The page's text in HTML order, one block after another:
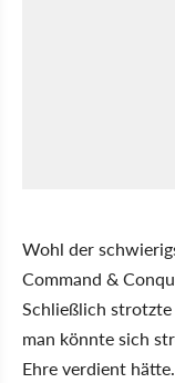
Wohl der
Command &
Schließlich
man könnte sich
Ehre verdient